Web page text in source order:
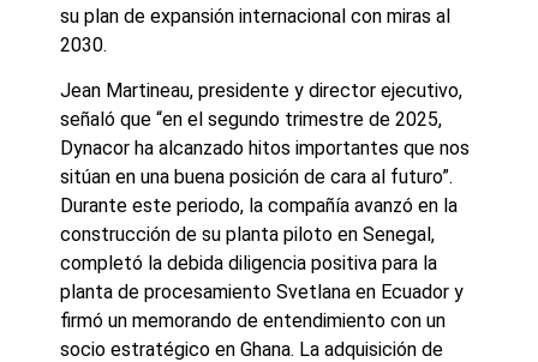
su plan de expansión internacional con miras al
2030.
Jean Martineau, presidente y director ejecutivo,
señaló que “en el segundo trimestre de 2025,
Dynacor ha alcanzado hitos importantes que nos
sitúan en una buena posición de cara al futuro”.
Durante este periodo, la compañía avanzó en la
construcción de su planta piloto en Senegal,
completó la debida diligencia positiva para la
planta de procesamiento Svetlana en Ecuador y
firmó un memorando de entendimiento con un
socio estratégico en Ghana. La adquisición de